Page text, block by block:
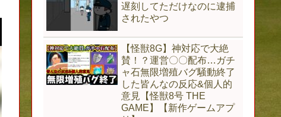
遅刻してただけなのに逮捕
されたやつ
【怪獣8G】神対応で大絶
賛！？運営〇〇配布…ガチ
ャ石無限増殖バグ騒動終了
した皆んなの反応&個人的
意見【怪獣8号 THE
GAME】【新作ゲームアプ